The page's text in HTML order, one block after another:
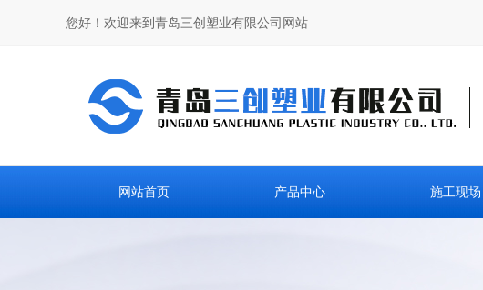
您好！欢迎来到青岛三创塑业有限公司网站
网站首页 产品中心 施工现场